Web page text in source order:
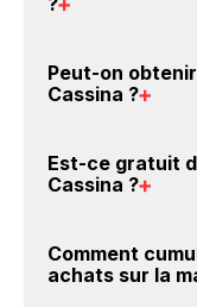
promo sur les
Peut-on
Cassina ?
crédités sur votre
compte de vos
Est-ce gratuit
Cassina ?
compte
cashback sur vos
Comment
achats sur la